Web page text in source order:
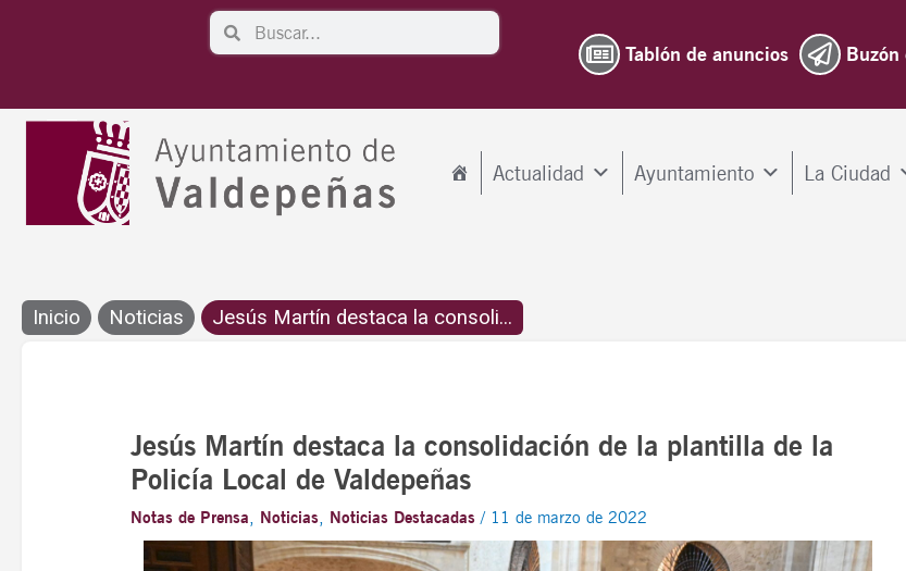
SearchSearch
Tablón de anuncios Buzón
Actualidad Ayuntamiento La Ciudad
Inicio Noticias Jesús Martín destaca la consoli...
Jesús Martín destaca la consolidación de la plantilla de la
Policía Local de Valdepeñas
Notas de Prensa, Noticias, Noticias Destacadas / 11 de marzo de 2022